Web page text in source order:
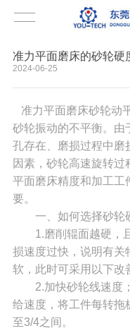
准力平面磨床的砂轮硬
2024-06-25
准力平面磨床砂轮动
砂轮振动的不平衡。由
孔存在、磨损过程中磨
因素，砂轮高速旋转
平面磨床精度和加工工
要。
一、如何选择砂轮
1.磨削辊面越硬，且
损速度过快，说明有关
软，此时可采用以下改
2.加快砂轮线速度；
给速度，将工件每转拖
至3/4之间。